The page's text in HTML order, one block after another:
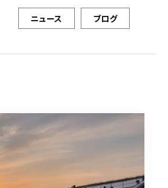
ニュース ブログ